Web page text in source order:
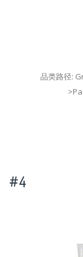
品类路径:
#4